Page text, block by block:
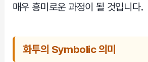
매우 흥미로운 과정이 될 것입니다.
화투의 Symbolic 의미